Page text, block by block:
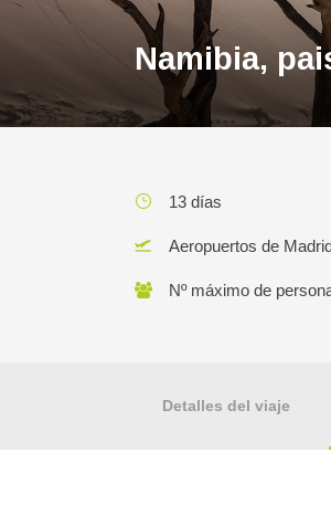
Namibia,
13 días
Aeropuertos de
Nº máximo de
Detalles del viaje